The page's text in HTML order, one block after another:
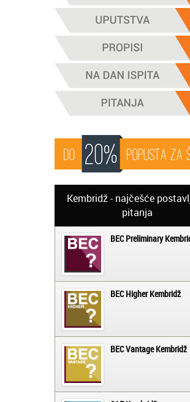
Kembridž - najčešće
pitanja
BEC Preliminary
BEC Higher Kembridž
BEC Vantage Kembridž